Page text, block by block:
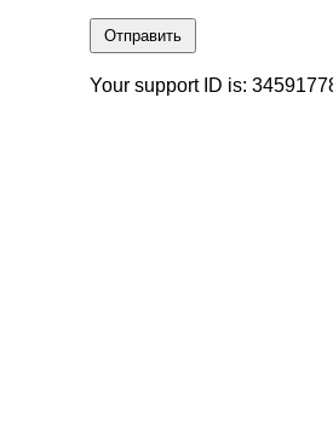
Отправить
Your support ID is: